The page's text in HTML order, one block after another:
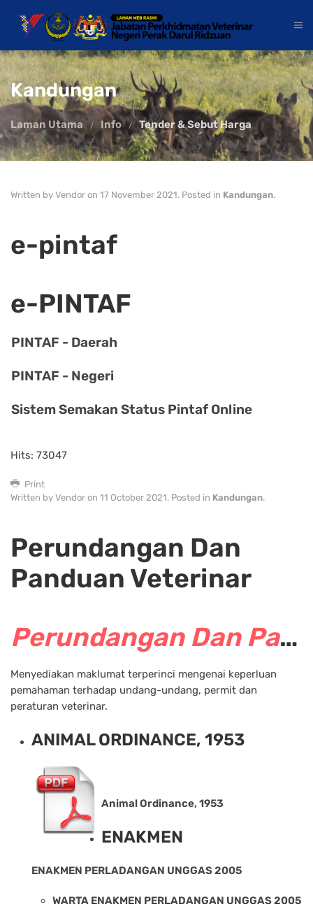
Kandungan
Laman Utama Info Tender & Sebut Harga
Written by Vendor on 17 November 2021. Posted in Kandungan.
e-pintaf
e-PINTAF
PINTAF - Daerah
PINTAF - Negeri
Sistem Semakan Status Pintaf Online
Hits: 73047
Print
Written by Vendor on 11 October 2021. Posted in Kandungan.
Perundangan Dan
Panduan Veterinar
Perundangan Dan Panduan Veterinar
Menyediakan maklumat terperinci mengenai keperluan
pemahaman terhadap undang-undang, permit dan
peraturan veterinar.
ANIMAL ORDINANCE, 1953
Animal Ordinance, 1953
ENAKMEN
ENAKMEN PERLADANGAN UNGGAS 2005
WARTA ENAKMEN PERLADANGAN UNGGAS 2005